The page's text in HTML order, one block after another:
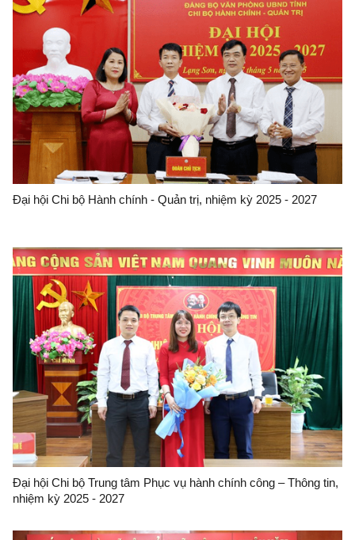
Đại hội Chi bộ Hành chính - Quản trị, nhiệm kỳ 2025 - 2027
Đại hội Chi bộ Trung tâm Phục vụ hành chính công – Thông tin,
nhiệm kỳ 2025 - 2027